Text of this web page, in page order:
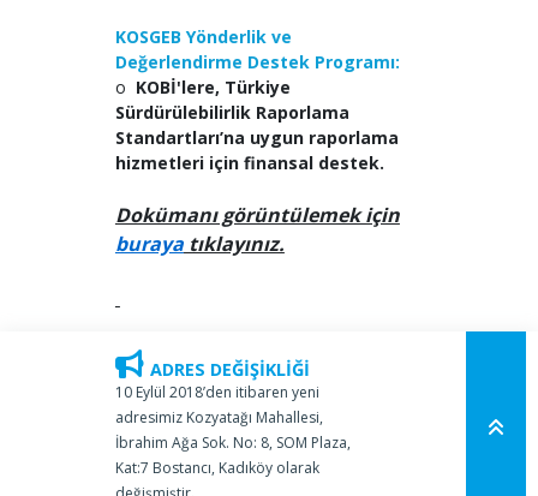
KOSGEB Yönderlik ve
Değerlendirme Destek Programı:
o KOBİ'lere, Türkiye
Sürdürülebilirlik Raporlama
Standartları’na uygun raporlama
hizmetleri için finansal destek.
Dokümanı görüntülemek için
burayatıklayınız.
ADRES DEĞİŞİKLİĞİ
10 Eylül 2018’den itibaren yeni
adresimiz Kozyatağı Mahallesi,
İbrahim Ağa Sok. No: 8, SOM Plaza,
Kat:7 Bostancı, Kadıköy olarak